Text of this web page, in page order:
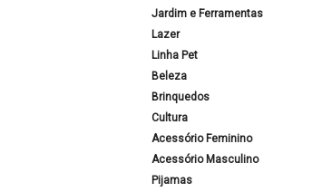
Jardim e Ferramentas
Lazer
Linha Pet
Beleza
Brinquedos
Cultura
Acessório Feminino
Acessório Masculino
Pijamas